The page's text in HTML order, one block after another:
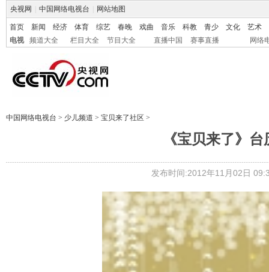
央视网 中国网络电视台 网站地图
首页 新闻 经济 体育 综艺 春晚 戏曲 音乐 科教 青少 文化
艺术
电视
频道大全 栏目大全 节目大全 直播中国 赛事直播 网络
中国网络电视台 > 少儿频道 > 宝贝来了社区 >
《宝贝来了》
发布时间:2012年11月02日